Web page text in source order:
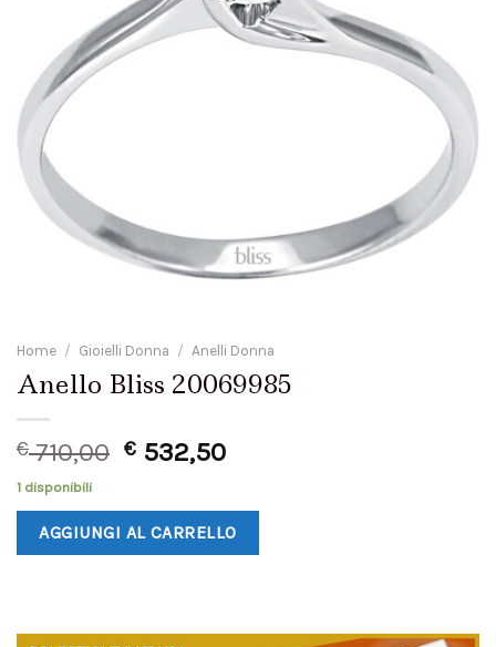
Home / Gioielli Donna / Anelli Donna
Anello Bliss 20069985
€710,00 € 532,50
1 disponibili
AGGIUNGI AL CARRELLO